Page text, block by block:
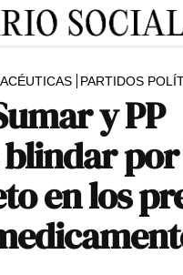
PARTIDOS
y PP
en los